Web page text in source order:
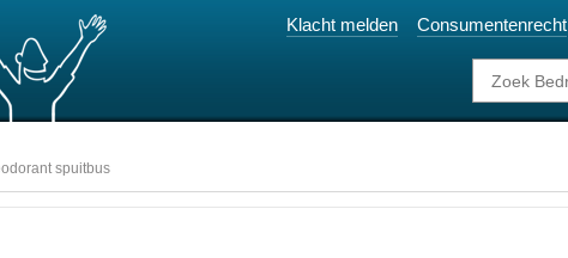
Klacht melden Consumentenrecht
spuitbus